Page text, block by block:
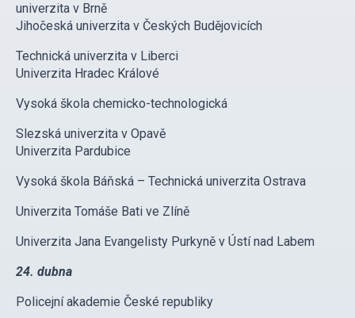
univerzita v Brně
Jihočeská univerzita v Českých Budějovicích
Technická univerzita v Liberci
Univerzita Hradec Králové
Vysoká škola chemicko-technologická
Slezská univerzita v Opavě
Univerzita Pardubice
Vysoká škola Báňská – Technická univerzita Ostrava
Univerzita Tomáše Bati ve Zlíně
Univerzita Jana Evangelisty Purkyně v Ústí nad Labem
24. dubna
Policejní akademie České republiky